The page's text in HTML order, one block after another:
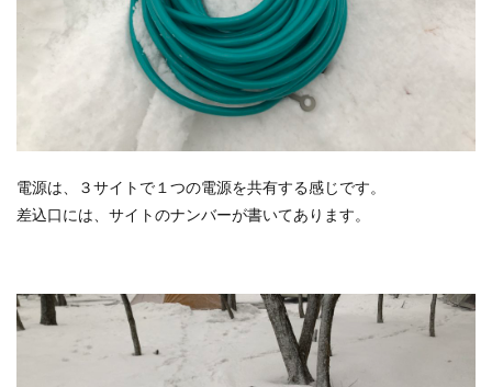
電源は、３サイトで１つの電源を共有する感じです。
差込口には、サイトのナンバーが書いてあります。